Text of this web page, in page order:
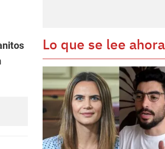
Lo que se lee ahora